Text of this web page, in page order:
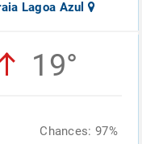
Lagoa Azul
19°
Chances: 97%